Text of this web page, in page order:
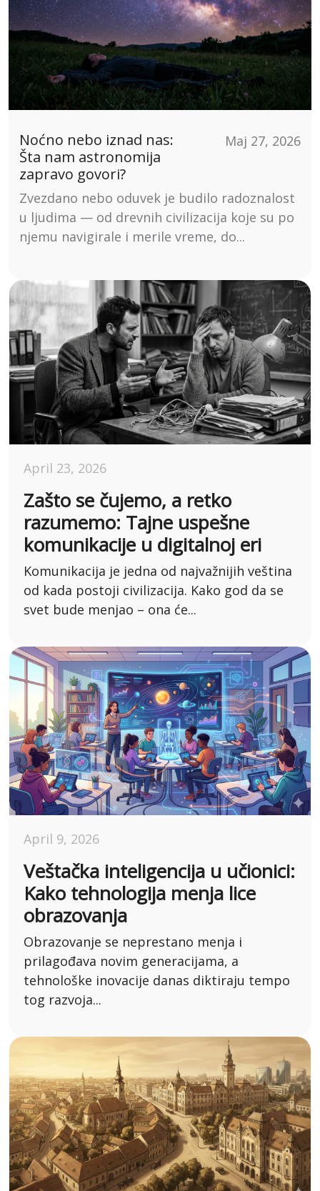
Noćno nebo iznad nas:
Šta nam astronomija
zapravo govori?
Maj 27, 2026
Zvezdano nebo oduvek je budilo radoznalost
u ljudima — od drevnih civilizacija koje su po
njemu navigirale i merile vreme, do...
April 23, 2026
Zašto se čujemo, a retko
razumemo: Tajne uspešne
komunikacije u digitalnoj eri
Komunikacija je jedna od najvažnijih veština
od kada postoji civilizacija. Kako god da se
svet bude menjao – ona će...
April 9, 2026
Veštačka inteligencija u učionici:
Kako tehnologija menja lice
obrazovanja
Obrazovanje se neprestano menja i
prilagođava novim generacijama, a
tehnološke inovacije danas diktiraju tempo
tog razvoja...